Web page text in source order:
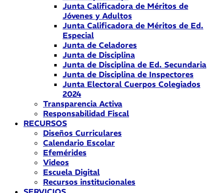
Junta Calificadora de Méritos de
Jóvenes y Adultos
Junta Calificadora de Méritos de Ed.
Especial
Junta de Celadores
Junta de Disciplina
Junta de Disciplina de Ed. Secundaria
Junta de Disciplina de Inspectores
Junta Electoral Cuerpos Colegiados
2024
Transparencia Activa
Responsabilidad Fiscal
RECURSOS
Diseños Curriculares
Calendario Escolar
Efemérides
Videos
Escuela Digital
Recursos institucionales